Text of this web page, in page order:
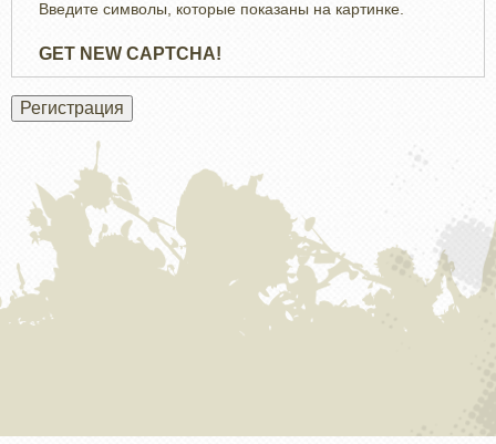
Введите символы, которые показаны на картинке.
GET NEW CAPTCHA!